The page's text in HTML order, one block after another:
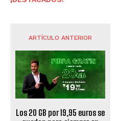
ARTÍCULO ANTERIOR
Los 20 GB por 19,95 euros se